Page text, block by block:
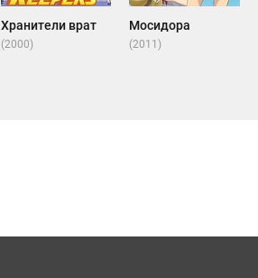
Хранители врат
(2000)
Мосидора
(2011)